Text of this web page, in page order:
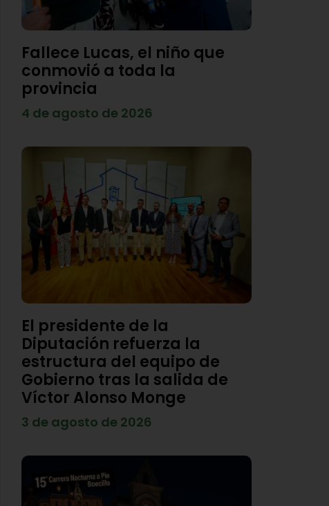
Fallece Lucas, el niño que
conmovió a toda la
provincia
4 de agosto de 2026
El presidente de la
Diputación refuerza la
estructura del equipo de
Gobierno tras la salida de
Víctor Alonso Monge
3 de agosto de 2026